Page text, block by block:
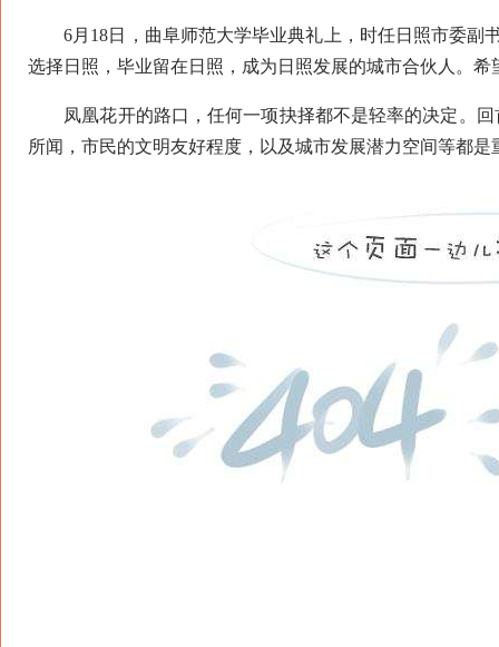
6月18日，曲阜师范大学毕业典礼上，时任日照市委副
选择日照，毕业留在日照，成为日照发展的城市合伙人。
凤凰花开的路口，任何一项抉择都不是轻率的决定。回
所闻，市民的文明友好程度，以及城市发展潜力空间等都是